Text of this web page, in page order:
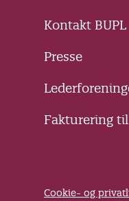
Kontakt BUPL
Presse
Fakturering til
Cookie- og